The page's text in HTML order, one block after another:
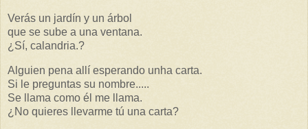
Verás un jardín y un árbol
que se sube a una ventana.
¿Sí, calandria.?
Alguien pena allí esperando unha carta.
Si le preguntas su nombre.....
Se llama como él me llama.
¿No quieres llevarme tú una carta?